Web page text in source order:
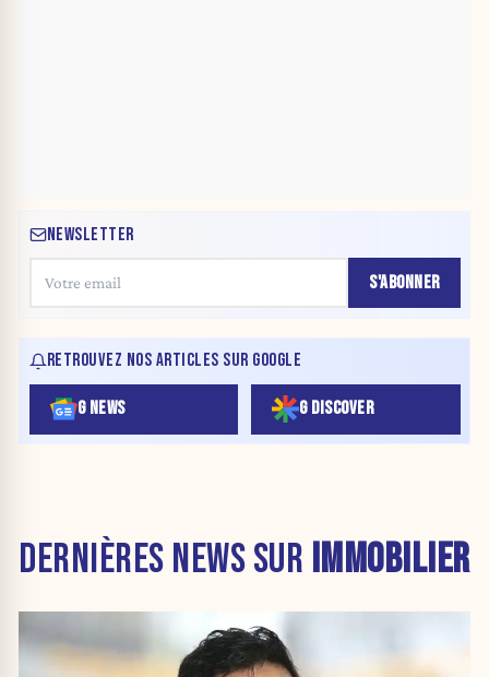
NEWSLETTER
S'ABONNER
RETROUVEZ NOS ARTICLES SUR GOOGLE
G NEWS G DISCOVER
DERNIÈRES NEWS SUR IMMOBILIER